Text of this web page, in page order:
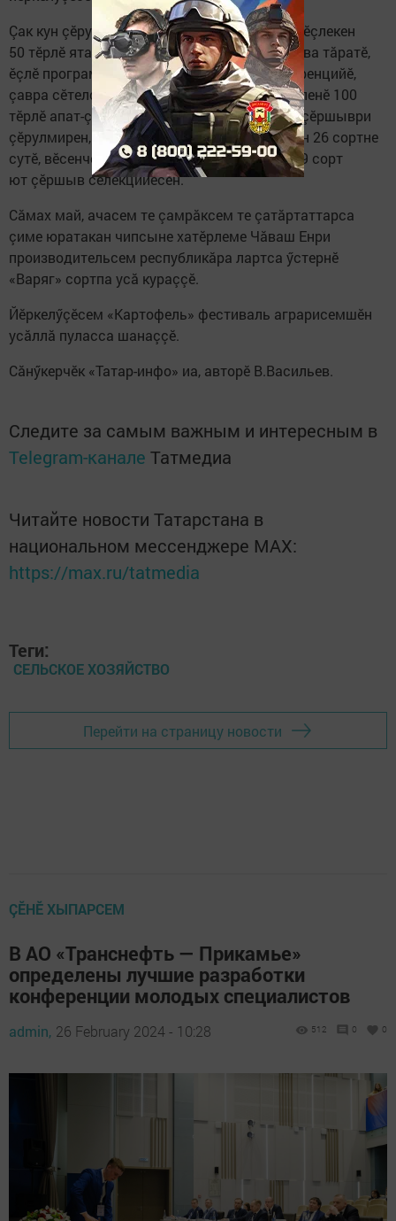
Çак кун çӗрулми лартса пуçтарса илессипе ӗçлекен
50 тӗрлӗ ятарлă машинăна 10 компани курава тăратӗ,
ӗçлӗ программа — наукăпа практика конференцийӗ,
çавра сӗтелсем, «иккӗмӗш çăкăртан» хатӗрленӗ 100
тӗрлӗ апат-çимӗçе астивсе пăхасси (хамăр çӗршыври
çӗрулмирен, 6 организаци çӗрулми вăрлăхӗн 26 сортне
сутӗ, вӗсенчен Раççейре туса илни 17 сорт, 9 сорт
ют çӗршыв селекцийӗсен.
Сăмах май, ачасем те çамрăксем те çатăртаттарса
çиме юратакан чипсыне хатӗрлеме Чăваш Енри
производительсем республикăра лартса ӳстернӗ
«Варяг» сортпа усă кураççӗ.
Йӗркелӳçӗсем «Картофель» фестиваль аграрисемшӗн
усăллă пуласса шанаççӗ.
Сăнӳкерчӗк «Татар-инфо» иа, авторӗ В.Васильев.
Следите за самым важным и интересным в
Telegram-канале Татмедиа
Читайте новости Татарстана в
национальном мессенджере MАХ:
https://max.ru/tatmedia
Теги:
СЕЛЬСКОЕ ХОЗЯЙСТВО
Перейти на страницу новости
ÇӖНӖ ХЫПАРСЕМ
В АО «Транснефть — Прикамье»
определены лучшие разработки
конференции молодых специалистов
admin, 26 February 2024 - 10:28 512 0 0